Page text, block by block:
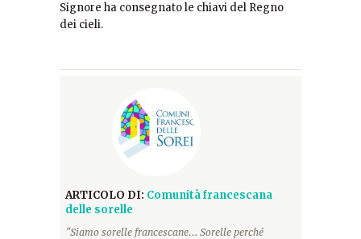
Signore ha consegnato le chiavi del Regno
dei cieli.
ARTICOLO DI: Comunità francescana
delle sorelle
“Siamo sorelle francescane... Sorelle perché